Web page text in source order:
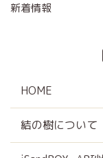
新着情報
HOME
結の樹について